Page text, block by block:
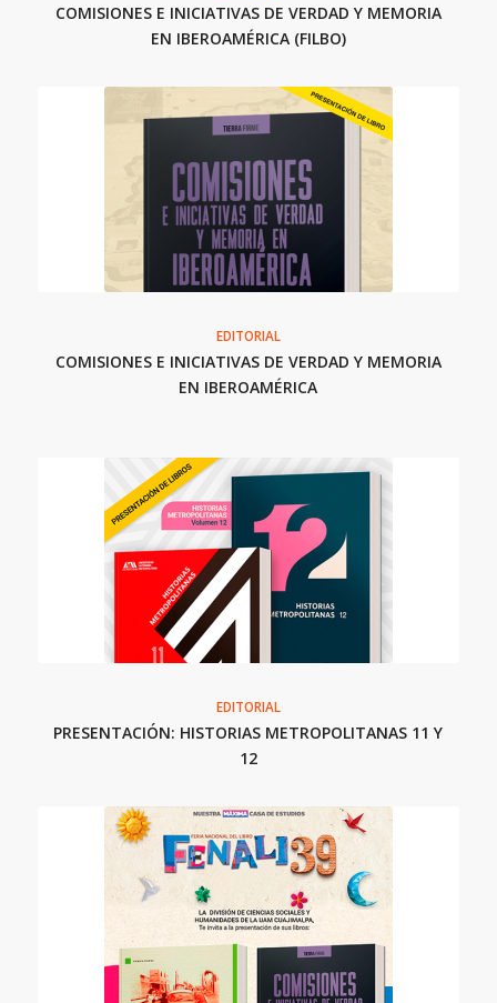
COMISIONES E INICIATIVAS DE VERDAD Y MEMORIA
EN IBEROAMÉRICA (FILBO)
EDITORIAL
COMISIONES E INICIATIVAS DE VERDAD Y MEMORIA
EN IBEROAMÉRICA
EDITORIAL
PRESENTACIÓN: HISTORIAS METROPOLITANAS 11 Y
12